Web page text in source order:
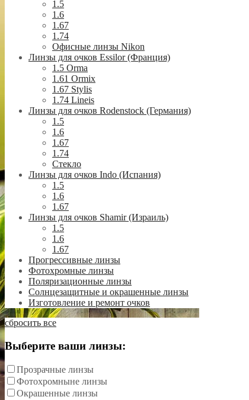
1.5
1.6
1.67
1.74
Офисные линзы Nikon
Линзы для очков Essilor (Франция)
1.5 Orma
1.61 Ormix
1.67 Stylis
1.74 Lineis
Линзы для очков Rodenstock (Германия)
1.5
1.6
1.67
1.74
Стекло
Линзы для очков Indo (Испания)
1.5
1.6
1.67
Линзы для очков Shamir (Израиль)
1.5
1.6
1.67
Прогрессивные линзы
Фотохромные линзы
Поляризационные линзы
Солнцезащитные и окрашенные линзы
Изготовление и ремонт очков
сбросить все
Выберите ваши линзы:
Прозрачные линзы
Фотохромныне линзы
Окрашенные линзы